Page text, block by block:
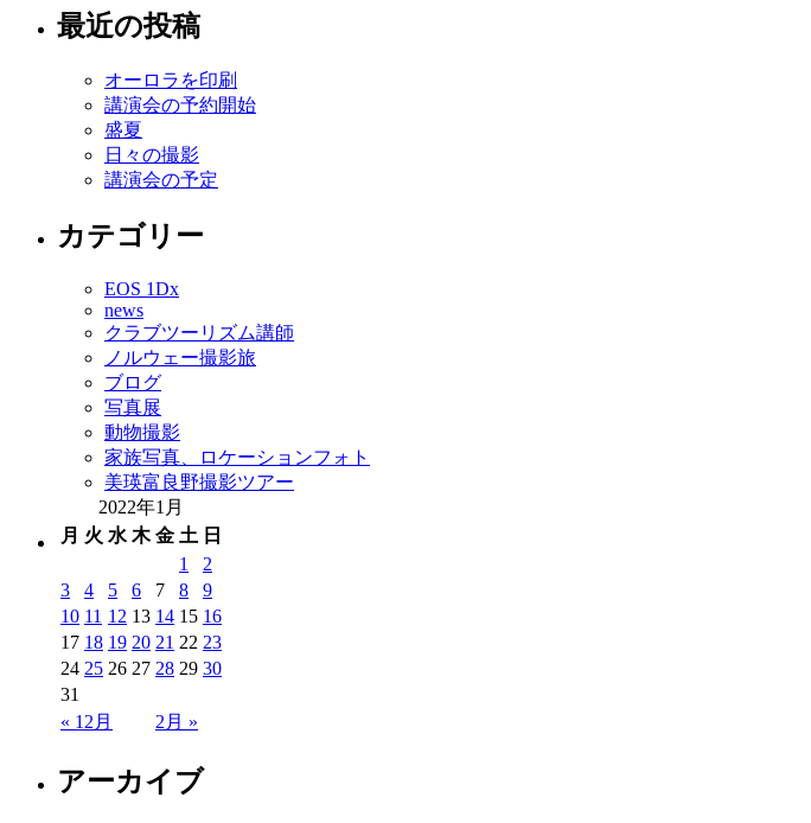
最近の投稿
オーロラを印刷
講演会の予約開始
盛夏
日々の撮影
講演会の予定
カテゴリー
EOS 1Dx
news
クラブツーリズム講師
ノルウェー撮影旅
ブログ
写真展
動物撮影
家族写真、ロケーションフォト
美瑛富良野撮影ツアー
2022年1月
月 火 水 木 金 土 日
« 12月 2月 »
1
2
3
4 5 6 7 8
9
10 11 12 13 14 15 16
17 18 19 20 21 22 23
24 25 26 27 28 29 30
31
アーカイブ